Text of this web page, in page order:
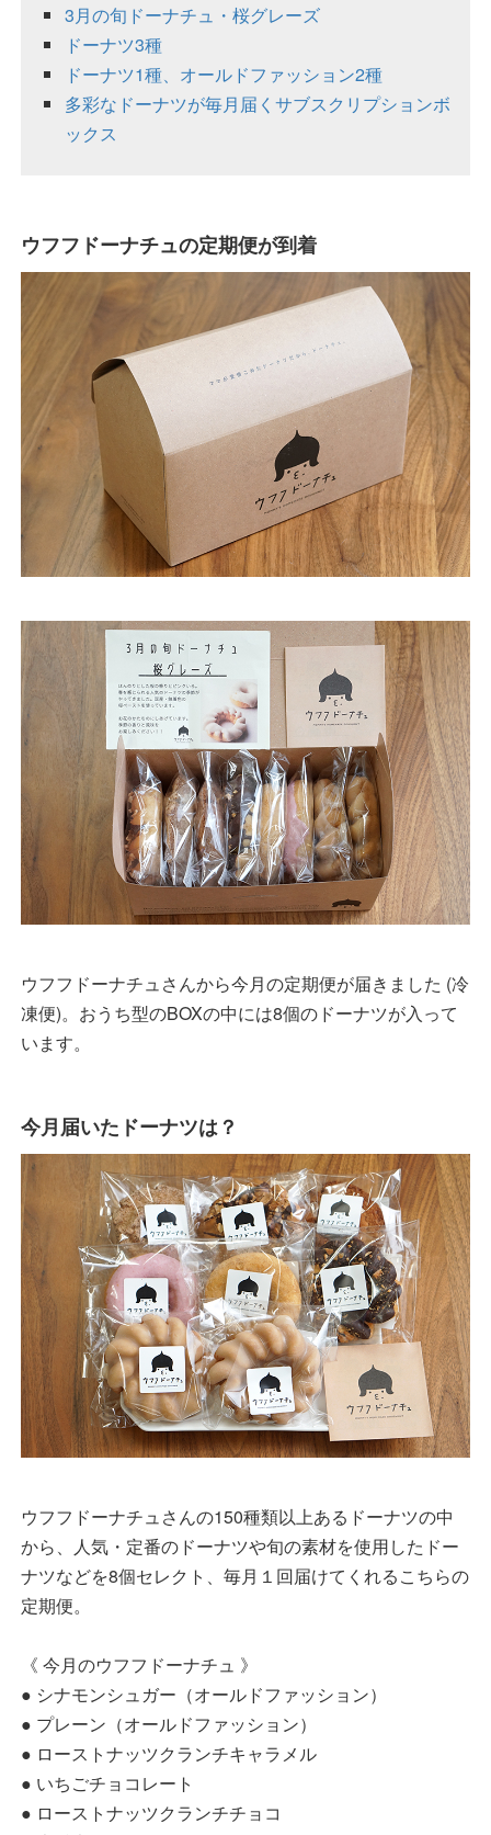
3月の旬ドーナチュ・桜グレーズ
ドーナツ3種
ドーナツ1種、オールドファッション2種
多彩なドーナツが毎月届くサブスクリプションボ
ックス
ウフフドーナチュの定期便が到着
ウフフドーナチュさんから今月の定期便が届きました (冷
凍便)。おうち型のBOXの中には8個のドーナツが入って
います。
今月届いたドーナツは？
ウフフドーナチュさんの150種類以上あるドーナツの中
から、人気・定番のドーナツや旬の素材を使用したドー
ナツなどを8個セレクト、毎月１回届けてくれるこちらの
定期便。
《 今月のウフフドーナチュ 》
● シナモンシュガー（オールドファッション）
● プレーン（オールドファッション）
● ローストナッツクランチキャラメル
● いちごチョコレート
● ローストナッツクランチチョコ